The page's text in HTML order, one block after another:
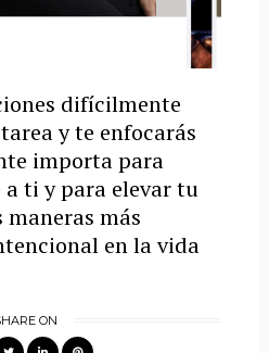
difícilmente
y te enfocarás
importa para
ti y para elevar tu
más
en la vida
ON